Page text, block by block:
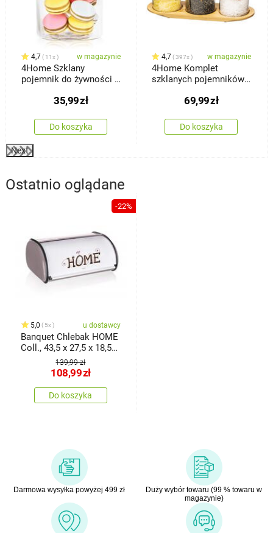
4,7 11x w magazynie
4Home Szklany
pojemnik do żywności z
35,99zł
Do koszyka
4,7 397x w magazynie
4Home Komplet
szklanych pojemników z
Bamboo, 310 ml
69,99zł
Do koszyka
Next
Ostatnio oglądane
-22%
5,0 5x u dostawcy
Banquet Chlebak HOME
Coll., 43,5 x 27,5 x 18,5
139,99 zł
108,99zł
Do koszyka
Darmowa wysyłka powyżej 499 zł
Duży wybór towaru (99 % towaru w
magazynie)